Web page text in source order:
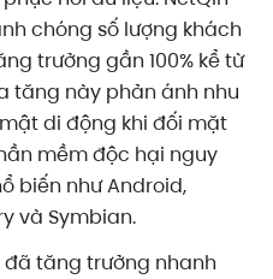
chóng số lượng khách
trưởng gần 100% kể từ
tăng này phản ánh nhu
di động khi đối mặt
mềm độc hại nguy
biến như Android,
và Symbian.
đã tăng trưởng nhanh